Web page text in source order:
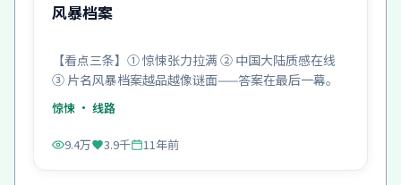
风暴档案
【看点三条】① 惊悚张力拉满 ② 中国大陆质感在线
③ 片名风暴档案越品越像谜面——答案在最后一幕。
惊悚 · 线路
9.4万 3.9千 11年前